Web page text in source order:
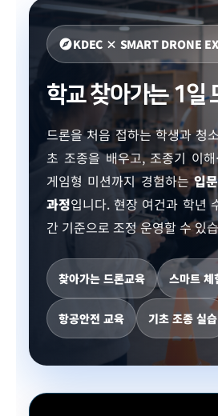
exploreKDEC × SMART DRONE
학교 찾아가는 1일
드론을 처음 접하는 학생과 청
초 조종을 배우고, 조종기 이해·
게임형 미션까지 경험하는입
과정입니다. 현장 여건과 학년
간 기준으로 조정 운영할 수 있
찾아가는 드론교육 스마트 체
항공안전 교육 기초 조종 실습